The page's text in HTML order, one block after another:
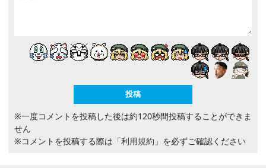
※一度コメントを投稿した後は約120秒間投稿することができま
せん
※コメントを投稿する際は 「利用規約」 を必ずご確認ください